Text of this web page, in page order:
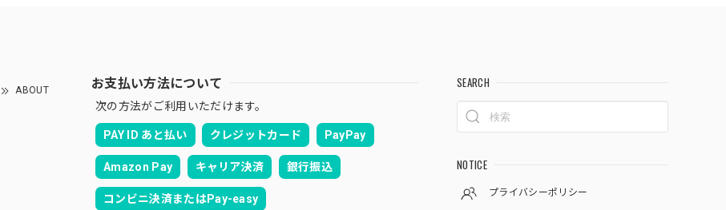
ABOUT お支払い方法について
次の方法がご利用いただけます。
PAY ID あと払い クレジットカード PayPay
Amazon Pay キャリア決済 銀行振込
コンビニ決済またはPay-easy
SEARCH
NOTICE
プライバシーポリシー